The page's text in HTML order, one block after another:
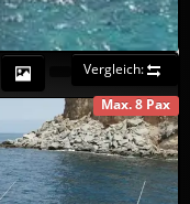
Vergleich:
Max. 8 Pax
VERFüGBAR